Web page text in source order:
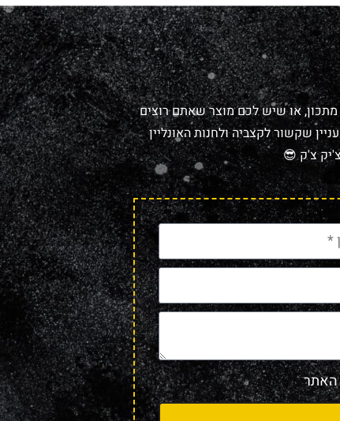
או שיש לכם מוצר שאתם רוצים
שקשור לקצביה ולחנות האונליין
צ'ק 😎